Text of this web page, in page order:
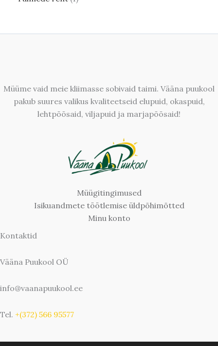
Müüme vaid meie kliimasse sobivaid taimi. Vääna puukool
pakub suures valikus kvaliteetseid elupuid, okaspuid,
lehtpõõsaid, viljapuid ja marjapõõsaid!
Müügitingimused
Isikuandmete töötlemise üldpõhimõtted
Minu konto
Kontaktid
Vääna Puukool OÜ
info@vaanapuukool.ee
Tel. +(372) 566 95577